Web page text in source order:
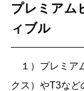
プレミアム
ィブル
１）プレミア
クス）やT3な